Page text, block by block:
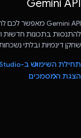
שחקן דינמיות ובלתי
תחילת השימוש ב-AI Studio
הצגת המסמכים